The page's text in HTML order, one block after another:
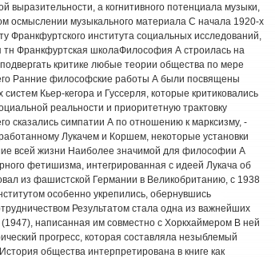
выразительности, а когнитивного потенциала музыки,
осмыслении музыкального материала С начала 1920-х
Франкфуртского института социальных исследований,
тн Франкфуртская школаФилософия А строилась на
критике любые теории общества по мере
Ранние философские работы А были посвящены
Кьер-кегора и Гуссерля, которые критиковались
реальности и приоритетную трактовку
сказались симпатии А по отношению к марксизму, -
Лукачем и Коршем, некоторые установки
всей жизни Наиболее значимой для философии А
фетишизма, интегрированная с идеей Лукача об
из фашистской Германии в Великобританию, с 1938
особенно укрепились, обернувшись
Результатом стала одна из важнейших
написанная им совместно с Хоркхаймером В ней
прогресс, которая составляла незыблемый
общества интерпретирована в книге как